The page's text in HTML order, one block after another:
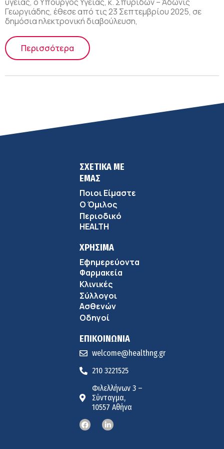
Γεωργιάδης, έθεσε από τις 23 Σεπτεμβρίου 2025, σε
δημόσια ηλεκτρονική διαβούλευση,
Περισσότερα
ΣΧΕΤΙΚΑ ΜΕ
ΕΜΑΣ
Ποιοι Είμαστε
Ο Όμιλος
Περιοδικό
HEALTH
ΧΡΗΣΙΜΑ
Εφημερεύοντα
Φαρμακεία
Κλινικές
Σύλλογοι
Ασθενών
Οδηγοί
ΕΠΙΚΟΙΝΩΝΙΑ
welcome@healthng.gr
210 3221525
Φιλελλήνων 3 –
Σύνταγμα,
10557 Αθήνα